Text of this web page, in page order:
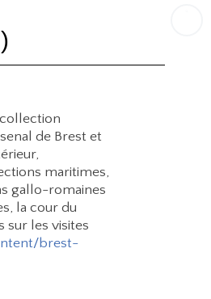
de Brest et
maritimes,
gallo-romaines
la cour du
sur les visites
brest-